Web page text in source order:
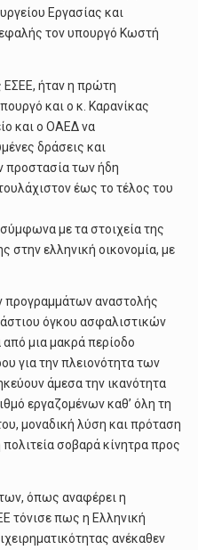
Εργασίας και
τον υπουργό Κωστή
ήταν η πρώτη
και ο κ. Καρανίκας
και ο ΟΑΕΔ να
δράσεις και
προστασία των ήδη
έως το τέλος του
με τα στοιχεία της
στην ελληνική οικονομία, με
προγραμμάτων αναστολής
όγκου ασφαλιστικών
μια μακρά περίοδο
για την πλειονότητα των
άμεσα την ικανότητα
εργαζομένων καθ’ όλη τη
μοναδική λύση και πρόταση
σοβαρά κίνητρα προς
όπως αναφέρει η
τόνισε πως η Ελληνική
ανέκαθεν